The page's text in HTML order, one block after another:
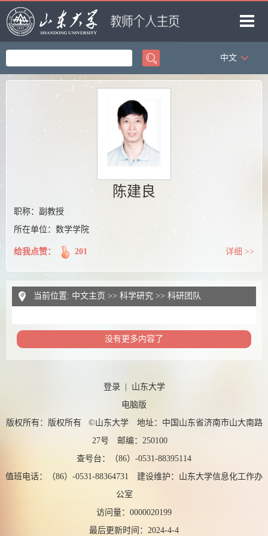
首页
中文
陈建良
职称：副教授
所在单位：数学学院
给我点赞： 201 详细 >>
当前位置: 中文主页 >> 科学研究 >> 科研团队
没有更多内容了
登录| 山东大学
电脑版
版权所有：版权所有 ©山东大学 地址：中国山东省济南市山大南路
27号 邮编：250100
查号台：（86）-0531-88395114
值班电话：（86）-0531-88364731 建设维护：山东大学信息化工作办
公室
访问量： 0000020199
最后更新时间： 2024-4-4